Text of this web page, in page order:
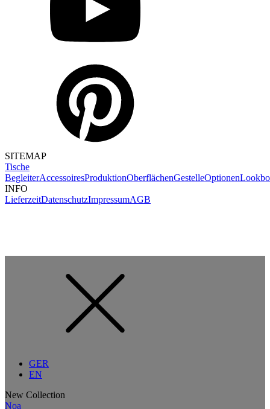
SITEMAP
Tische
BegleiterAccessoiresProduktionOberflächenGestelleOptionen
INFO
LieferzeitDatenschutzImpressumAGB
GER
EN
New Collection
Noa